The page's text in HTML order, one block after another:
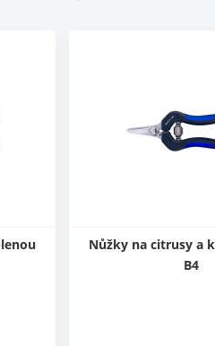
Nůžky na citrusy a
B4